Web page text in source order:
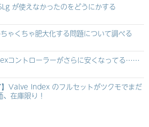
が使えなかったのをどうにかする
くちゃ肥大化する問題について調べる
コントローラーがさらに安くなってる……
】Valve Index のフルセットがツクモでまだ
在庫限り！